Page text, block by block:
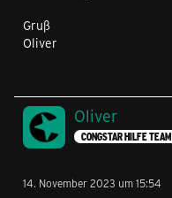
Gruß
Oliver
Oliver
CONGSTAR HILFE TEAM
14. November 2023 um 15:54